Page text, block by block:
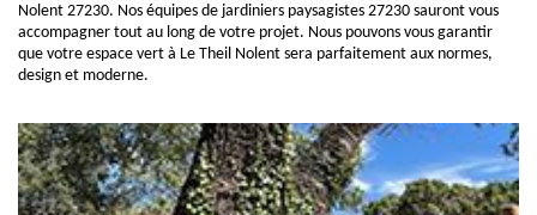
Nolent 27230. Nos équipes de jardiniers paysagistes 27230 sauront vous
accompagner tout au long de votre projet. Nous pouvons vous garantir
que votre espace vert à Le Theil Nolent sera parfaitement aux normes,
design et moderne.